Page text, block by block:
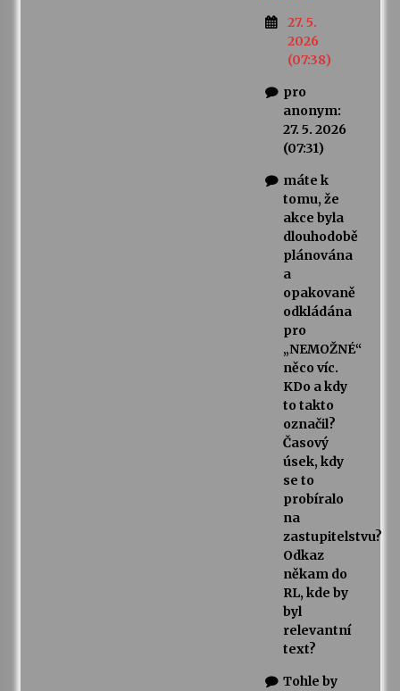
27. 5.
2026
(07:38)
pro
anonym:
27. 5. 2026
(07:31)
máte k
tomu, že
akce byla
dlouhodobě
plánována
a
opakovaně
odkládána
pro
„NEMOŽNÉ“
něco víc.
KDo a kdy
to takto
označil?
Časový
úsek, kdy
se to
probíralo
na
zastupitelstvu?
Odkaz
někam do
RL, kde by
byl
relevantní
text?
Tohle by